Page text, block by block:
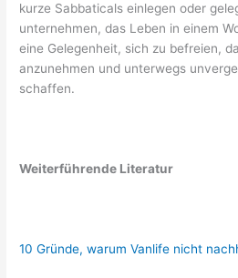
kurze Sabbaticals einlegen oder
unternehmen, das Leben in einem
eine Gelegenheit, sich zu befreien,
anzunehmen und unterwegs
schaffen.
Weiterführende Literatur
10 Gründe, warum Vanlife nicht